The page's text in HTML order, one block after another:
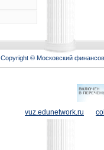
Copyright © Московский
vuz.edunetwork.ru